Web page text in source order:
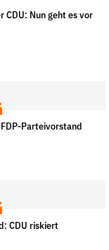
CDU: Nun geht es vor
Parteivorstand
CDU riskiert